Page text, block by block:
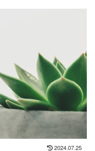
2024.07.25